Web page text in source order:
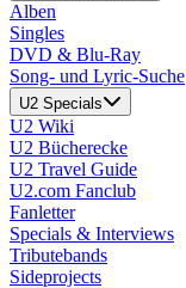
Alben
Singles
DVD & Blu-Ray
Song- und Lyric-Suche
U2 Specials
U2 Wiki
U2 Bücherecke
U2 Travel Guide
U2.com Fanclub
Fanletter
Specials & Interviews
Tributebands
Sideprojects